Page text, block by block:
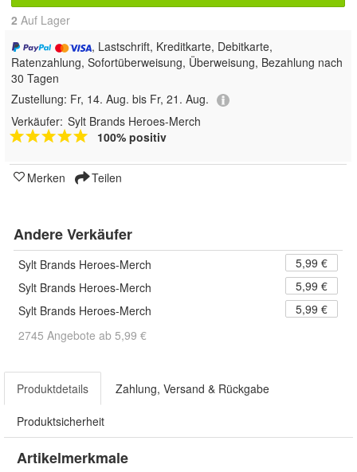
2 Auf Lager
, Lastschrift, Kreditkarte, Debitkarte,
Ratenzahlung, Sofortüberweisung, Überweisung, Bezahlung nach
30 Tagen
Zustellung: Fr, 14. Aug. bis Fr, 21. Aug.
Verkäufer: Sylt Brands Heroes-Merch
100% positiv
Merken Teilen
Andere Verkäufer
Sylt Brands Heroes-Merch
5,99 €
Sylt Brands Heroes-Merch
5,99 €
Sylt Brands Heroes-Merch
5,99 €
2745 Angebote ab 5,99 €
Produktdetails Zahlung, Versand & Rückgabe
Produktsicherheit
Artikelmerkmale